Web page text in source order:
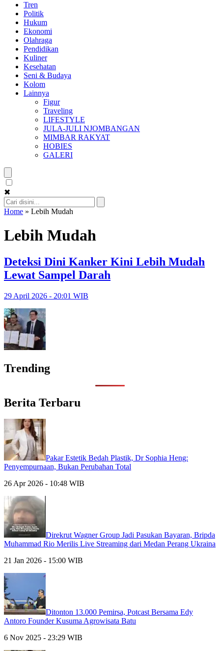
Tren
Politik
Hukum
Ekonomi
Olahraga
Pendidikan
Kuliner
Kesehatan
Seni & Budaya
Kolom
Lainnya
Figur
Traveling
LIFESTYLE
JULA-JULI NJOMBANGAN
MIMBAR RAKYAT
HOBIES
GALERI
✖
Home » Lebih Mudah
Lebih Mudah
Deteksi Dini Kanker Kini Lebih Mudah
Lewat Sampel Darah
29 April 2026 - 20:01 WIB
Trending
Berita Terbaru
Pakar Estetik Bedah Plastik, Dr Sophia Heng:
Penyempurnaan, Bukan Perubahan Total
26 Apr 2026 - 10:48 WIB
Direkrut Wagner Group Jadi Pasukan Bayaran, Bripda
Muhammad Rio Merilis Live Streaming dari Medan Perang Ukraina
21 Jan 2026 - 15:00 WIB
Ditonton 13.000 Pemirsa, Potcast Bersama Edy
Antoro Founder Kusuma Agrowisata Batu
6 Nov 2025 - 23:29 WIB